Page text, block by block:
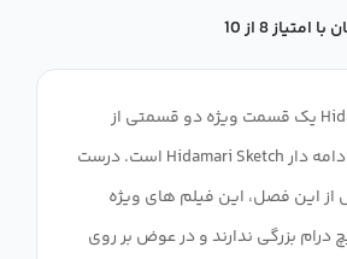
8 از 10
Hidamari Sketch x SP یک قسمت ویژه دو قسمتی از
مجموعه همچنان ادامه دار Hidamari Sketch است. درست
این فصل، این فیلم های ویژه
درام بزرگی ندارند و در عوض بر روی